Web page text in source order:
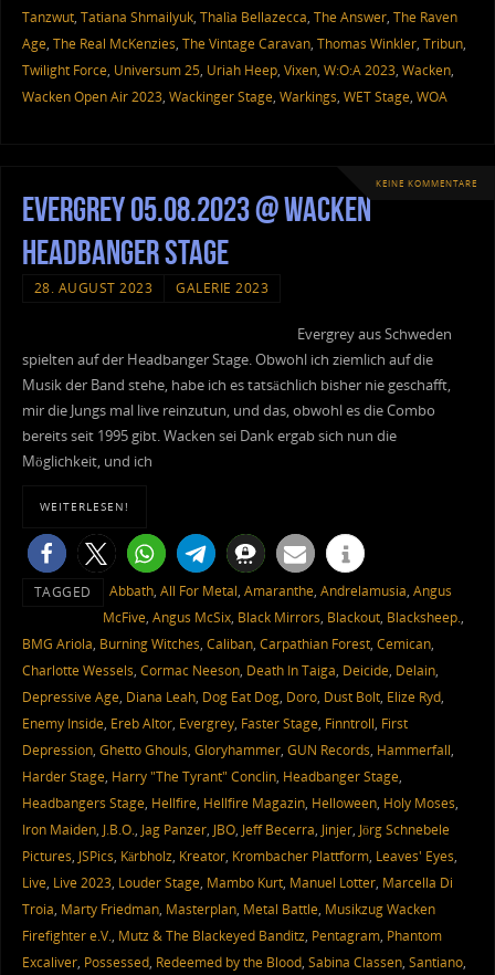
Tanzwut, Tatiana Shmailyuk, Thalìa Bellazecca, The Answer, The Raven
Age, The Real McKenzies, The Vintage Caravan, Thomas Winkler, Tribun,
Twilight Force, Universum 25, Uriah Heep, Vixen, W:O:A 2023, Wacken,
Wacken Open Air 2023, Wackinger Stage, Warkings, WET Stage, WOA
KEINE KOMMENTARE
Evergrey 05.08.2023 @ Wacken
Headbanger Stage
28. AUGUST 2023 GALERIE 2023
Evergrey aus Schweden
spielten auf der Headbanger Stage. Obwohl ich ziemlich auf die
Musik der Band stehe, habe ich es tatsächlich bisher nie geschafft,
mir die Jungs mal live reinzutun, und das, obwohl es die Combo
bereits seit 1995 gibt. Wacken sei Dank ergab sich nun die
Möglichkeit, und ich
WEITERLESEN!
TAGGED Abbath, All For Metal, Amaranthe, Andrelamusia, Angus
McFive, Angus McSix, Black Mirrors, Blackout, Blacksheep.,
BMG Ariola, Burning Witches, Caliban, Carpathian Forest, Cemican,
Charlotte Wessels, Cormac Neeson, Death In Taiga, Deicide, Delain,
Depressive Age, Diana Leah, Dog Eat Dog, Doro, Dust Bolt, Elize Ryd,
Enemy Inside, Ereb Altor, Evergrey, Faster Stage, Finntroll, First
Depression, Ghetto Ghouls, Gloryhammer, GUN Records, Hammerfall,
Harder Stage, Harry "The Tyrant" Conclin, Headbanger Stage,
Headbangers Stage, Hellfire, Hellfire Magazin, Helloween, Holy Moses,
Iron Maiden, J.B.O., Jag Panzer, JBO, Jeff Becerra, Jinjer, Jörg Schnebele
Pictures, JSPics, Kärbholz, Kreator, Krombacher Plattform, Leaves' Eyes,
Live, Live 2023, Louder Stage, Mambo Kurt, Manuel Lotter, Marcella Di
Troia, Marty Friedman, Masterplan, Metal Battle, Musikzug Wacken
Firefighter e.V., Mutz & The Blackeyed Banditz, Pentagram, Phantom
Excaliver, Possessed, Redeemed by the Blood, Sabina Classen, Santiano,